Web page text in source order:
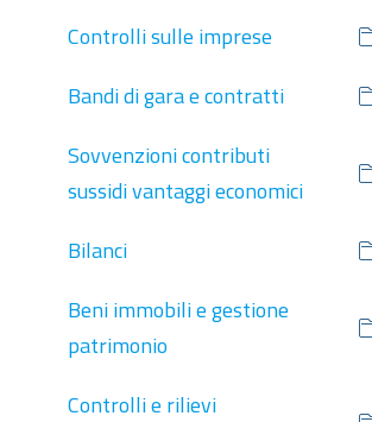
Controlli sulle imprese
Bandi di gara e contratti
Sovvenzioni contributi
sussidi vantaggi economici
Bilanci
Beni immobili e gestione
patrimonio
Controlli e rilievi